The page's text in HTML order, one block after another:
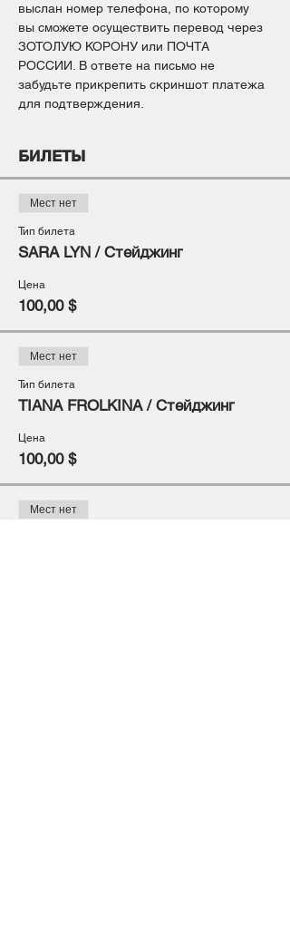
выслан номер телефона, по которому
вы сможете осуществить перевод через
ЗОТОЛУЮ КОРОНУ или ПОЧТА
РОССИИ. В ответе на письмо не
забудьте прикрепить скриншот платежа
для подтверждения.
БИЛЕТЫ
Мест нет
Тип билета
SARA LYN / Стейджинг
Цена
100,00 $
Мест нет
Тип билета
TIANA FROLKINA / Стейджинг
Цена
100,00 $
Мест нет